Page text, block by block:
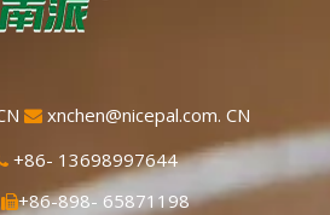
 xnchen@nicepal.com. CN
+86- 13698997644
+86-898- 65871198